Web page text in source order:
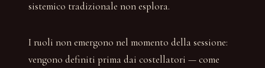
sistemico tradizionale non esplora.
I ruoli non emergono nel momento della sessione:
vengono definiti prima dai costellatori — come